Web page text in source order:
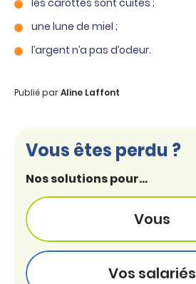
les carottes sont cuites ;
une lune de miel ;
l’argent n’a pas d’odeur.
Publié parAline Laffont
Vous êtes perdu ?
Nos solutions pour...
Vous
Vos salariés